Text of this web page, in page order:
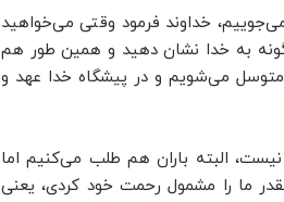
خداوند فرمود وقتی می‌خواهید
به خدا نشان دهید و همین طور هم
متوسل می‌شویم و در پیشگاه خدا عهد و
البته باران هم طلب می‌کنیم اما
ما را مشمول رحمت خود کردی، یعنی